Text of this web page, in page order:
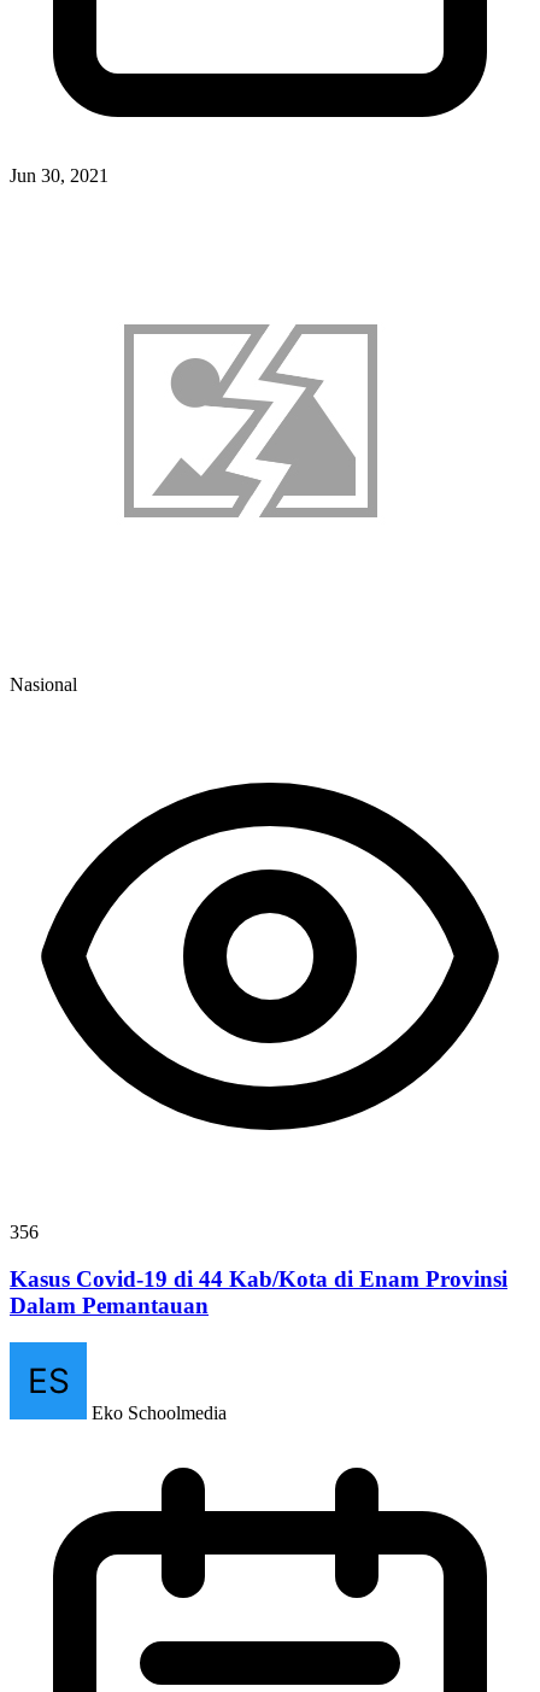
Jun 30, 2021
Nasional
356
Kasus Covid-19 di 44 Kab/Kota di Enam Provinsi
Dalam Pemantauan
Eko Schoolmedia